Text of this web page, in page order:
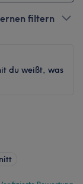
filtern
du weißt, was